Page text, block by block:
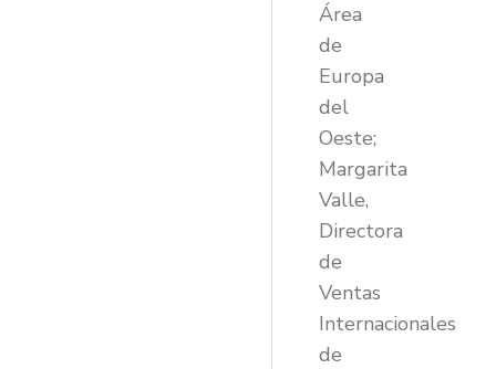
Área
de
Europa
del
Oeste;
Margarita
Valle,
Directora
de
Ventas
Internacionales
de